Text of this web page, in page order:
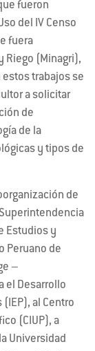
fueron
del IV Censo
fuera
Riego (Minagri),
estos trabajos se
a solicitar
de
de la
y tipos de
de
Estudios y
Peruano de
–
el Desarrollo
al Centro
(CIUP), a
Universidad